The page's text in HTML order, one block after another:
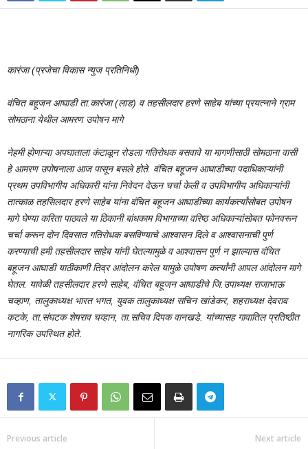
कारंजा (प्रजेचा विकास न्युज प्रतिनिधी)
वंचित बहूजन आघाडी ता.कारंजा (लाड) व तहसीलदार हरणे साहेब यांच्या प्रयत्नाने ग्राम
सोमठाना येथील आमरण उपोषन मागे
नेहमी होणाऱ्या अपघाताला कंटाळून रोडला गतिरोधक बसवावे या मागणीसाठी सोमठाना वासी
हे आमरण उपोषनाला आज पासून बसले होते. वंचित बहूजन आघाडीच्या पदाधिकाऱ्यांनी
प्रथम उपविभागीय अधिकारी यांना निवेदन देऊन चर्चा केली व उपविभागीय अधिकाऱ्यांनी
तात्काळ तहसिलदार हरणे साहेब यांना वंचित बहूजन आघाडीच्या कार्यकर्त्यांसोबत उपोषन
मागे घेण्या करिता पाठवले या ठिकानी बांधकाम विभागाच्या वरिष्ठ अधिकाऱ्यांसोबत फोनवरून
चर्चा करून दोन दिवसात गतिरोधक बसविण्याचे आश्वासन दिले व आश्वासनाची पुर्ण
करण्याची हमी तहसीलदार साहेब यांनी घेतल्यामुळे व आश्वासन पुर्ण न झाल्यास वंचित
बहूजन आघाडी याठीकाणी तिव्र आंदोलन करेल यामुळे उपोषण कर्त्यांनी आपल आंदोलन मागे
घेतल. यावेळी तहसीलदार हरणे साहेब, वंचित बहूजन आघाडीचे जि.उपाध्यक्ष राजाभाऊ
चव्हाण, तालुकाध्यक्ष भारत भगत, युवक तालुकाध्यक्ष सचिन खांडेकर, शहराध्यक्ष देवराव
कटके, ता.संघटक शेषराव चव्हान, ता.सचिव दिपक वानखडे. यांच्यासह गावातिल प्रतिष्ठीत
नागरिक उपस्थित होते.
Previous article Next article